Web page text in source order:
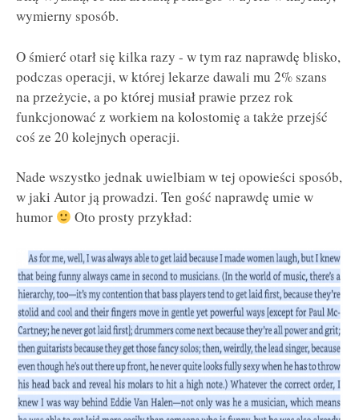
wymierny sposób.
O śmierć otarł się kilka razy - w tym raz naprawdę blisko,
podczas operacji, w której lekarze dawali mu 2% szans
na przeżycie, a po której musiał prawie przez rok
funkcjonować z workiem na kolostomię a także przejść
coś ze 20 kolejnych operacji.
Nade wszystko jednak uwielbiam w tej opowieści sposób,
w jaki Autor ją prowadzi. Ten gość naprawdę umie w
humor
Oto prosty przykład: